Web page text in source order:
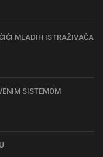
MLADIH ISTRAŽIVAČA
SISTEMOM